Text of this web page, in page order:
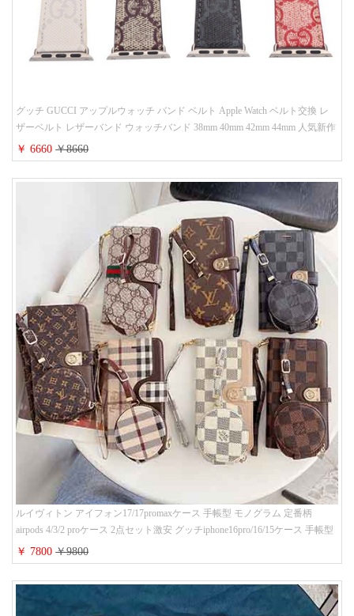
グッチ GUCCI アップルウォッチ バンド ベルト Apple Watch ベルト交換 レ
ザーベルト レザーバンド ウォッチバンド 38mm 40mm 42mm 44mm 人気新作
￥ 6660￥8660
ルイヴィトン アイフォン17/17promaxケース 手帳型 モノグラム 定番柄
airpods 4/3/2 proケース 2点セット激安 グッチiphone16pro/16/15ケース 手帳型
財布カード入り 多機能 ハイ ブランド Galaxy S25/S24/S23手帳カバー おすす
め
￥ 7800￥9800